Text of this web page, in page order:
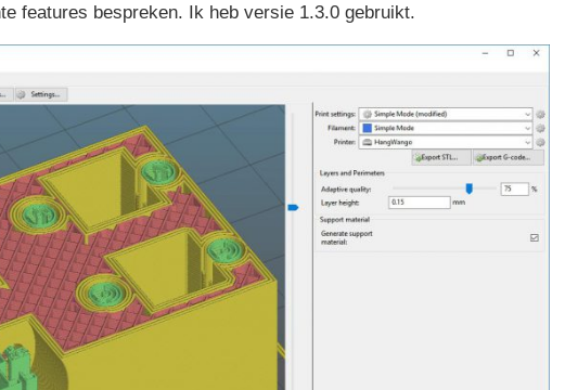
features bespreken. Ik heb versie 1.3.0 gebruikt.